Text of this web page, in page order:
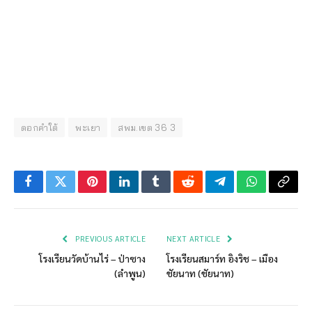
ดอกคำใต้ พะเยา สพม.เขต 36 3
FacebookTwitterPinterestLinkedInTumblrRedditTelegramWhatsApp
Copy
PREVIOUS ARTICLE
โรงเรียนวัดบ้านไร่ – ป่าซาง
(ลำพูน)
NEXT ARTICLE
โรงเรียนสมาร์ท อิงริช – เมือง
ชัยนาท (ชัยนาท)